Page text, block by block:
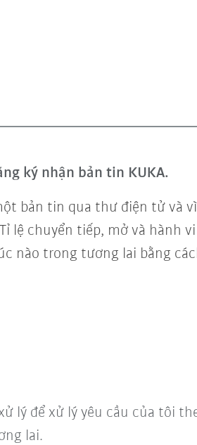
ký nhận bản tin KUKA.
bản tin qua thư điện tử và
lệ chuyển tiếp, mở và hành
nào trong tương lai bằng
lý để xử lý yêu cầu của tôi
lai.